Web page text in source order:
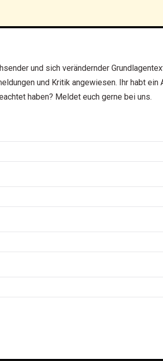
und sich verändernder
und Kritik angewiesen. Ihr habt
haben? Meldet euch gerne bei uns.